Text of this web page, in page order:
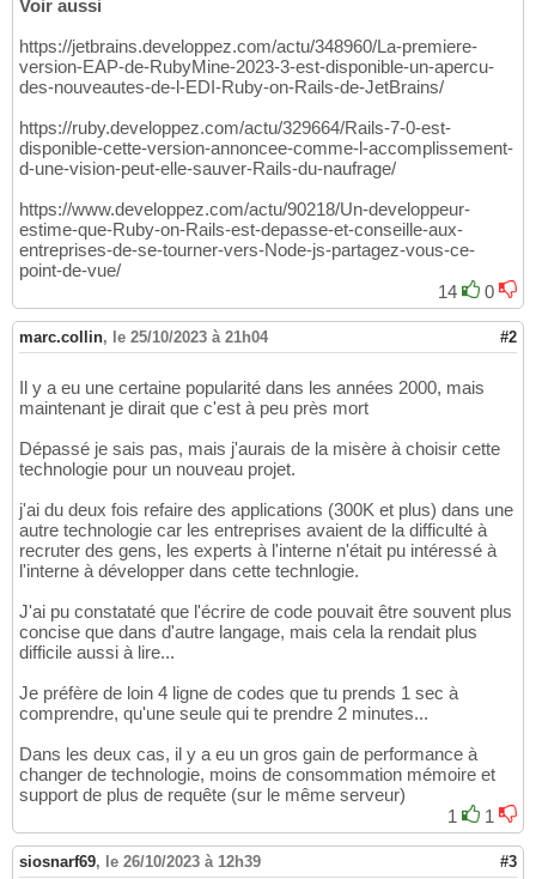
Voir aussi
https://jetbrains.developpez.com/actu/348960/La-premiere-
version-EAP-de-RubyMine-2023-3-est-disponible-un-apercu-
des-nouveautes-de-l-EDI-Ruby-on-Rails-de-JetBrains/
https://ruby.developpez.com/actu/329664/Rails-7-0-est-
disponible-cette-version-annoncee-comme-l-accomplissement-
d-une-vision-peut-elle-sauver-Rails-du-naufrage/
https://www.developpez.com/actu/90218/Un-developpeur-
estime-que-Ruby-on-Rails-est-depasse-et-conseille-aux-
entreprises-de-se-tourner-vers-Node-js-partagez-vous-ce-
point-de-vue/
14
0
marc.collin, le 25/10/2023 à 21h04 #2
Il y a eu une certaine popularité dans les années 2000, mais
maintenant je dirait que c'est à peu près mort
Dépassé je sais pas, mais j'aurais de la misère à choisir cette
technologie pour un nouveau projet.
j'ai du deux fois refaire des applications (300K et plus) dans une
autre technologie car les entreprises avaient de la difficulté à
recruter des gens, les experts à l'interne n'était pu intéressé à
l'interne à développer dans cette technlogie.
J'ai pu constataté que l'écrire de code pouvait être souvent plus
concise que dans d'autre langage, mais cela la rendait plus
difficile aussi à lire...
Je préfère de loin 4 ligne de codes que tu prends 1 sec à
comprendre, qu'une seule qui te prendre 2 minutes...
Dans les deux cas, il y a eu un gros gain de performance à
changer de technologie, moins de consommation mémoire et
support de plus de requête (sur le même serveur)
1
1
siosnarf69, le 26/10/2023 à 12h39 #3